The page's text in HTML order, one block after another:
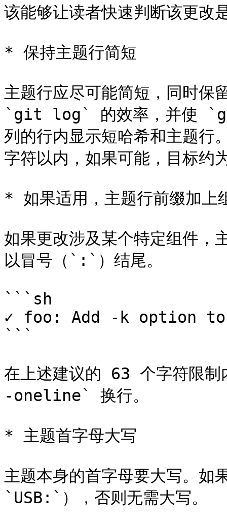
该能够让读者快速判断该更改
* 保持主题行简短
主题行应尽可能简短，同时保
`git log` 的效率，并使
列的行内显示短哈希和主题
字符以内，如果可能，目标
* 如果适用，主题行前缀加上
如果更改涉及某个特定组件，
以冒号（`:`）结尾。
```sh
✓ foo: Add -k option to
```
在上述建议的 63 个字符限
-oneline` 换行。
* 主题首字母大写
主题本身的首字母要大写。如
`USB:`），否则无需大写。